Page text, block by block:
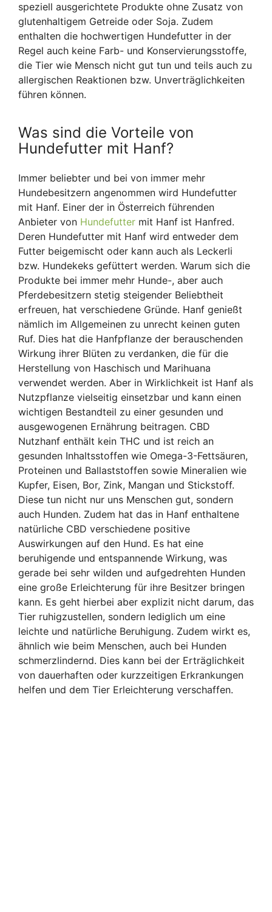
speziell ausgerichtete Produkte ohne Zusatz von
glutenhaltigem Getreide oder Soja. Zudem
enthalten die hochwertigen Hundefutter in der
Regel auch keine Farb- und Konservierungsstoffe,
die Tier wie Mensch nicht gut tun und teils auch zu
allergischen Reaktionen bzw. Unverträglichkeiten
führen können.
Was sind die Vorteile von
Hundefutter mit Hanf?
Immer beliebter und bei von immer mehr
Hundebesitzern angenommen wird Hundefutter
mit Hanf. Einer der in Österreich führenden
Anbieter von Hundefutter mit Hanf ist Hanfred.
Deren Hundefutter mit Hanf wird entweder dem
Futter beigemischt oder kann auch als Leckerli
bzw. Hundekeks gefüttert werden. Warum sich die
Produkte bei immer mehr Hunde-, aber auch
Pferdebesitzern stetig steigender Beliebtheit
erfreuen, hat verschiedene Gründe. Hanf genießt
nämlich im Allgemeinen zu unrecht keinen guten
Ruf. Dies hat die Hanfpflanze der berauschenden
Wirkung ihrer Blüten zu verdanken, die für die
Herstellung von Haschisch und Marihuana
verwendet werden. Aber in Wirklichkeit ist Hanf als
Nutzpflanze vielseitig einsetzbar und kann einen
wichtigen Bestandteil zu einer gesunden und
ausgewogenen Ernährung beitragen. CBD
Nutzhanf enthält kein THC und ist reich an
gesunden Inhaltsstoffen wie Omega-3-Fettsäuren,
Proteinen und Ballaststoffen sowie Mineralien wie
Kupfer, Eisen, Bor, Zink, Mangan und Stickstoff.
Diese tun nicht nur uns Menschen gut, sondern
auch Hunden. Zudem hat das in Hanf enthaltene
natürliche CBD verschiedene positive
Auswirkungen auf den Hund. Es hat eine
beruhigende und entspannende Wirkung, was
gerade bei sehr wilden und aufgedrehten Hunden
eine große Erleichterung für ihre Besitzer bringen
kann. Es geht hierbei aber explizit nicht darum, das
Tier ruhigzustellen, sondern lediglich um eine
leichte und natürliche Beruhigung. Zudem wirkt es,
ähnlich wie beim Menschen, auch bei Hunden
schmerzlindernd. Dies kann bei der Erträglichkeit
von dauerhaften oder kurzzeitigen Erkrankungen
helfen und dem Tier Erleichterung verschaffen.